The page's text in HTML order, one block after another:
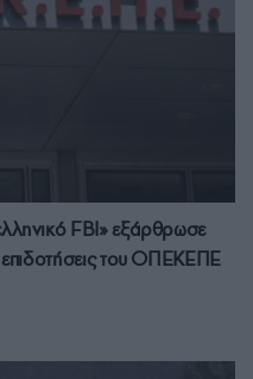
FBI» εξάρθρωσε
του ΟΠΕΚΕΠΕ